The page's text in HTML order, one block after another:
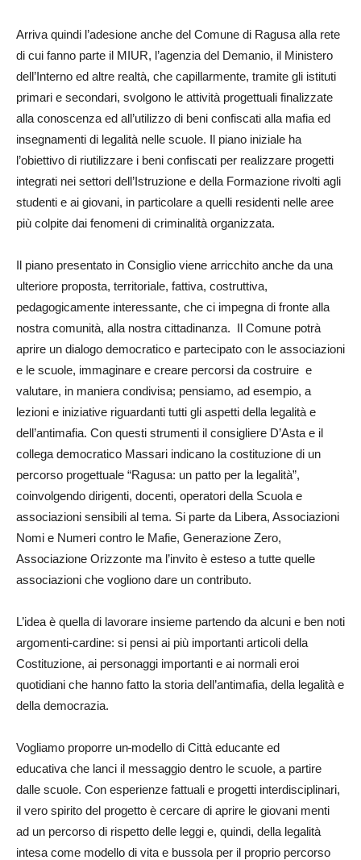
Arriva quindi l’adesione anche del Comune di Ragusa alla rete
di cui fanno parte il MIUR, l’agenzia del Demanio, il Ministero
dell’Interno ed altre realtà, che capillarmente, tramite gli istituti
primari e secondari, svolgono le attività progettuali finalizzate
alla conoscenza ed all’utilizzo di beni confiscati alla mafia ed
insegnamenti di legalità nelle scuole. Il piano iniziale ha
l’obiettivo di riutilizzare i beni confiscati per realizzare progetti
integrati nei settori dell’Istruzione e della Formazione rivolti agli
studenti e ai giovani, in particolare a quelli residenti nelle aree
più colpite dai fenomeni di criminalità organizzata.
Il piano presentato in Consiglio viene arricchito anche da una
ulteriore proposta, territoriale, fattiva, costruttiva,
pedagogicamente interessante, che ci impegna di fronte alla
nostra comunità, alla nostra cittadinanza. Il Comune potrà
aprire un dialogo democratico e partecipato con le associazioni
e le scuole, immaginare e creare percorsi da costruire e
valutare, in maniera condivisa; pensiamo, ad esempio, a
lezioni e iniziative riguardanti tutti gli aspetti della legalità e
dell’antimafia. Con questi strumenti il consigliere D’Asta e il
collega democratico Massari indicano la costituzione di un
percorso progettuale “Ragusa: un patto per la legalità”,
coinvolgendo dirigenti, docenti, operatori della Scuola e
associazioni sensibili al tema. Si parte da Libera, Associazioni
Nomi e Numeri contro le Mafie, Generazione Zero,
Associazione Orizzonte ma l’invito è esteso a tutte quelle
associazioni che vogliono dare un contributo.
L’idea è quella di lavorare insieme partendo da alcuni e ben noti
argomenti-cardine: si pensi ai più importanti articoli della
Costituzione, ai personaggi importanti e ai normali eroi
quotidiani che hanno fatto la storia dell’antimafia, della legalità e
della democrazia.
Vogliamo proporre un modello di Città educante ed
educativa che lanci il messaggio dentro le scuole, a partire
dalle scuole. Con esperienze fattuali e progetti interdisciplinari,
il vero spirito del progetto è cercare di aprire le giovani menti
ad un percorso di rispetto delle leggi e, quindi, della legalità
intesa come modello di vita e bussola per il proprio percorso